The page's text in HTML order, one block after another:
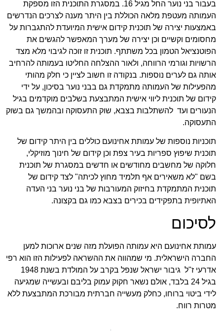
בעבור בני נוער החל מגיל 16. במסגרת התוכנית הזו מספקת
העמותה מעטפת מלאה הכוללת בין היתר מענה לצרכים הנדרשים
באמצעות יצירה של תוכנית קידום אישית המיועדת להתגברות על
מחסומים וקשיים וכן יצירה של מערך המאפשר להגשים את
הפוטנציאל הטמון בכל משתתף. תוכנית זו זוכה לגיבוי מלא מצד
הרשויות וגורמי הרווחה, ולאור ההצלחה החליטו בעמותה להרחיב
אותה גם לערים נוספות. בנקודה זו חשוב לציין כי חלק מהותי
מהפעילות של העמותה מתמקדת גם בבני נוער בסיכון, על ידי
קידום של תוכנית ליווי אישית המתבצעת בשלבים מוקדמים בגיל
הנעורים ועד להשתלבות בצבא, שוק התעסוקה ובהמשך גם בשוק
התעסוקה.
תוכניות נוספות של עמותת אחינועם כוללים בין היתר קידום של
תוכנית שיפוץ ספריות בעיר צפת וכן קידום של חינוך מוזיקלי,
חלוקה של מחשבים מחודשים או חדשים במסגרת של תוכנית
בשם "לא משאירים אף תלמיד מחוץ לכיתה" לצד קידום של
תוכנית המתמקדת בחיזוק המעורבות של בני נוער בני העדה
האתיופית בתפקידים בכירים בצבא כמו גם בקצונה.
לסיכום
עמותת אחינועם היא עמותה הפועלת מזה שנים ארוכות למען
החברה הישראלית. מי שמהווה את ההשראה לפעילות הזו הוא רפי
אדרעי ז"ל גיבור ישראל שנפל בקרב על המולדת בשנת 1948
בגיל 24 בלבד, אולם נשאר חקוק עמוק בליבם ובעשייה שמגיעה
לידי ביטוי ברוחו, כחלק מעשייה חברתית מבורכת המתבצעת ללא
מטרות רווח.